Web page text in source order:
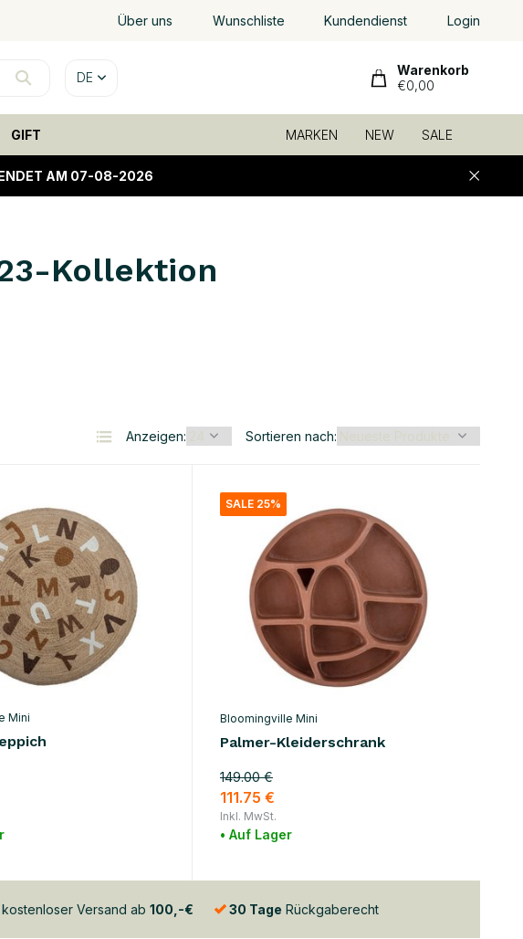
Über uns Wunschliste Kundendienst Login
DE
Warenkorb
€0,00
GIFT MARKEN NEW SALE
AM 07-08-2026
Kollektion
Anzeigen: Sortieren nach:
Mini
SALE 25%
Bloomingville Mini
Palmer-Kleiderschrank
149.00 €
111.75 €
Inkl. MwSt.
• Auf Lager
kostenloser Versand ab 100,-€ 30 Tage Rückgaberecht